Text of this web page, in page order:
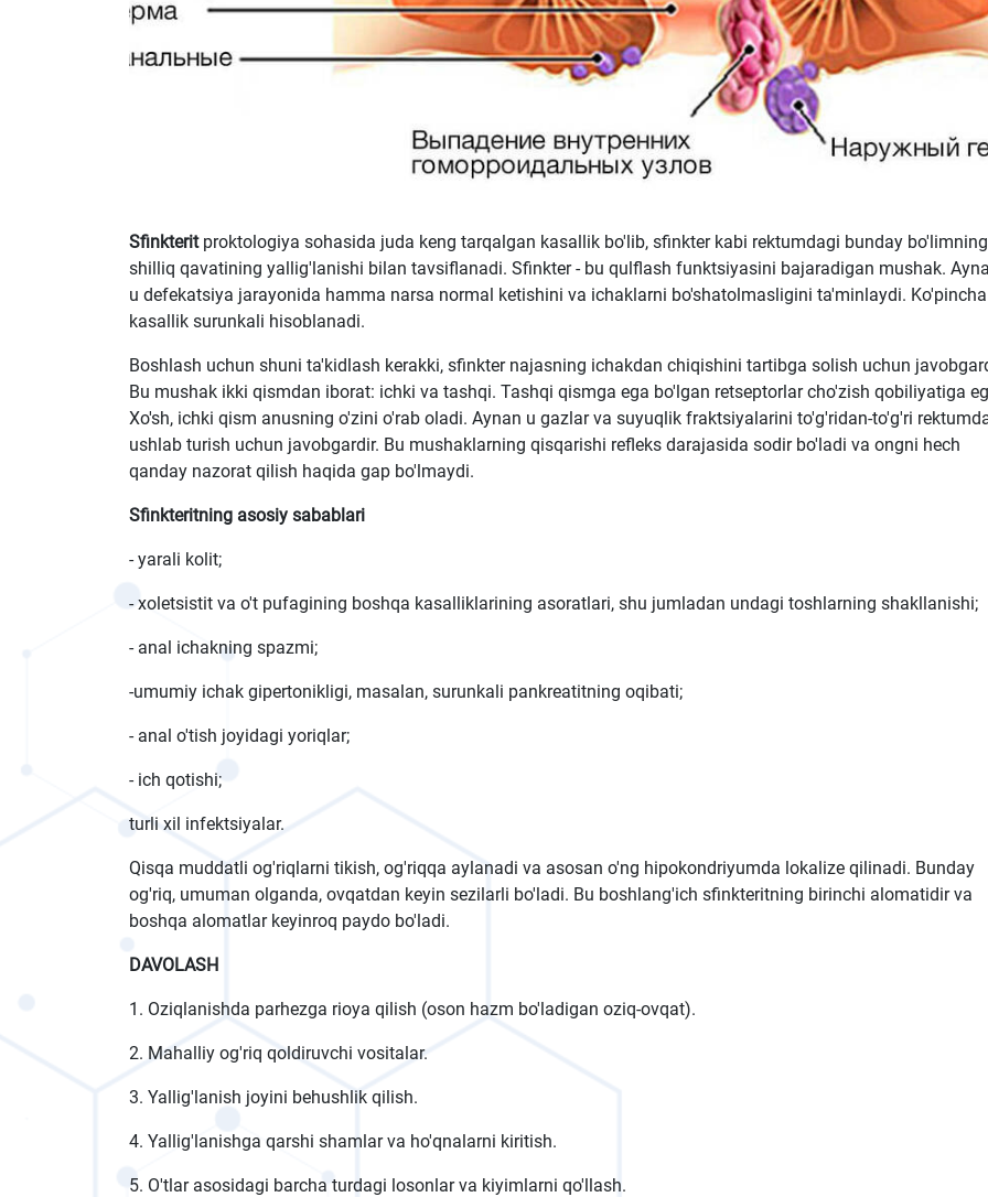
Sfinkteritproktologiya sohasida juda keng tarqalgan kasallik bo'lib, sfinkter kabi rektumdagi bunday bo'limning
shilliq qavatining yallig'lanishi bilan tavsiflanadi. Sfinkter - bu qulflash funktsiyasini bajaradigan mushak.
u defekatsiya jarayonida hamma narsa normal ketishini va ichaklarni bo'shatolmasligini ta'minlaydi.
kasallik surunkali hisoblanadi.
Boshlash uchun shuni ta'kidlash kerakki, sfinkter najasning ichakdan chiqishini tartibga solish uchun
Bu mushak ikki qismdan iborat: ichki va tashqi. Tashqi qismga ega bo'lgan retseptorlar cho'zish qobiliyatiga
Xo'sh, ichki qism anusning o'zini o'rab oladi. Aynan u gazlar va suyuqlik fraktsiyalarini to'g'ridan-to'g'ri
ushlab turish uchun javobgardir. Bu mushaklarning qisqarishi refleks darajasida sodir bo'ladi va ongni hech
qanday nazorat qilish haqida gap bo'lmaydi.
Sfinkteritning asosiy sabablari
- yarali kolit;
- xoletsistit va o't pufagining boshqa kasalliklarining asoratlari, shu jumladan undagi toshlarning shakllanishi;
- anal ichakning spazmi;
-umumiy ichak gipertonikligi, masalan, surunkali pankreatitning oqibati;
- anal o'tish joyidagi yoriqlar;
- ich qotishi;
turli xil infektsiyalar.
Qisqa muddatli og'riqlarni tikish, og'riqqa aylanadi va asosan o'ng hipokondriyumda lokalize qilinadi. Bunday
og'riq, umuman olganda, ovqatdan keyin sezilarli bo'ladi. Bu boshlang'ich sfinkteritning birinchi alomatidir va
boshqa alomatlar keyinroq paydo bo'ladi.
DAVOLASH
1. Oziqlanishda parhezga rioya qilish (oson hazm bo'ladigan oziq-ovqat).
2. Mahalliy og'riq qoldiruvchi vositalar.
3. Yallig'lanish joyini behushlik qilish.
4. Yallig'lanishga qarshi shamlar va ho'qnalarni kiritish.
5. O'tlar asosidagi barcha turdagi losonlar va kiyimlarni qo'llash.